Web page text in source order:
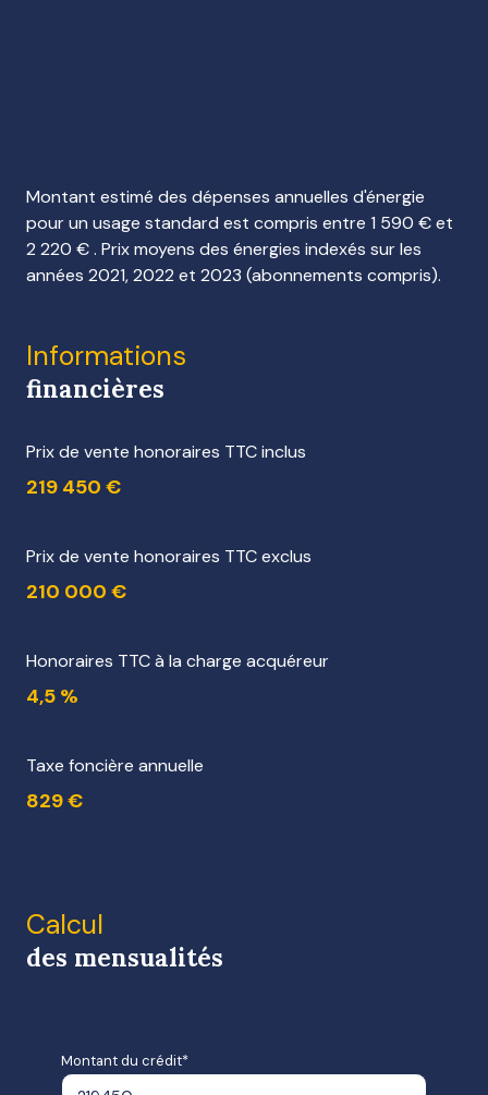
Montant estimé des dépenses annuelles d'énergie
pour un usage standard est compris entre 1 590 € et
2 220 € . Prix moyens des énergies indexés sur les
années 2021, 2022 et 2023 (abonnements compris).
Informations
financières
Prix de vente honoraires TTC inclus
219 450 €
Prix de vente honoraires TTC exclus
210 000 €
Honoraires TTC à la charge acquéreur
4,5 %
Taxe foncière annuelle
829 €
Calcul
des mensualités
Montant du crédit*